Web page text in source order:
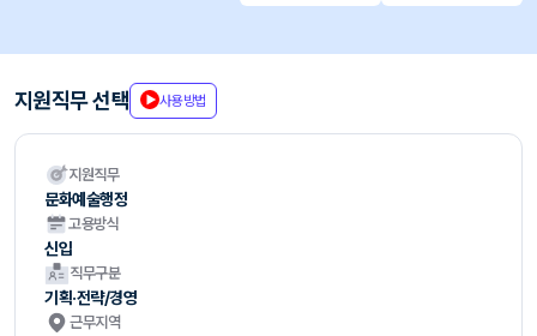
지원직무 선택 사용방법
지원직무
문화예술행정
고용방식
신입
직무구분
기획·전략/경영
근무지역